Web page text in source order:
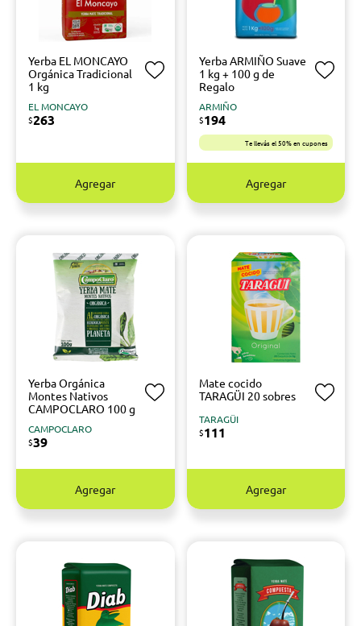
Yerba EL MONCAYO
Orgánica Tradicional
1 kg
EL MONCAYO
$263
Agregar
Yerba ARMIÑO Suave
1 kg + 100 g de
Regalo
ARMIÑO
$194
Te llevás el 50% en cupones
Agregar
Yerba Orgánica
Montes Nativos
CAMPOCLARO 100 g
CAMPOCLARO
$39
Agregar
Mate cocido
TARAGÜI 20 sobres
TARAGÜI
$111
Agregar